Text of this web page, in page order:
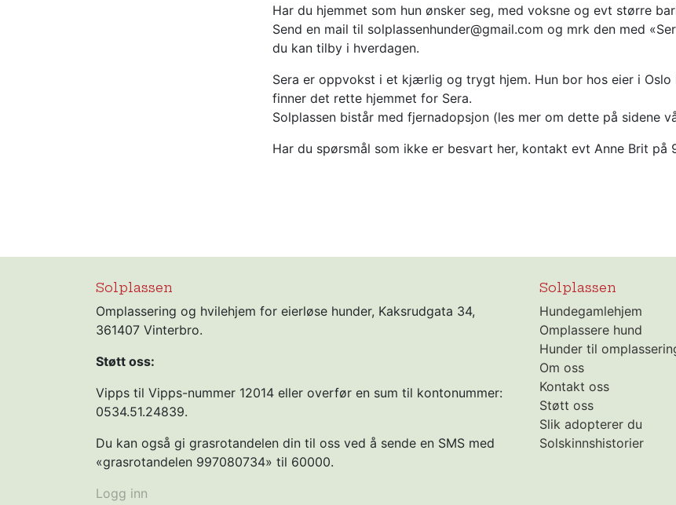
Har du hjemmet som hun ønsker seg, med voksne og evt større
Send en mail til solplassenhunder@gmail.com og mrk den med
du kan tilby i hverdagen.
Sera er oppvokst i et kjærlig og trygt hjem. Hun bor hos eier i Oslo
finner det rette hjemmet for Sera.
Solplassen bistår med fjernadopsjon (les mer om dette på sidene
Har du spørsmål som ikke er besvart her, kontakt evt Anne Brit på
Solplassen
Omplassering og hvilehjem for eierløse hunder, Kaksrudgata 34,
361407 Vinterbro.
Støtt oss:
Vipps til Vipps-nummer 12014 eller overfør en sum til kontonummer:
0534.51.24839.
Du kan også gi grasrotandelen din til oss ved å sende en SMS med
«grasrotandelen 997080734» til 60000.
Logg inn
Solplassen
Hundegamlehjem
Omplassere hund
Hunder til
Om oss
Kontakt oss
Støtt oss
Slik adopterer du
Solskinnshistorier